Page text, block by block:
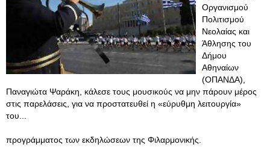
Οργανισμού
Πολιτισμού
Νεολαίας και
Άθλησης του
Δήμου
Αθηναίων
(ΟΠΑΝΔΑ),
Παναγιώτα Ψαράκη, κάλεσε τους μουσικούς να μην πάρουν μέρος
στις παρελάσεις, για να προστατευθεί η «εύρυθμη λειτουργία»
του...
προγράμματος των εκδηλώσεων της Φιλαρμονικής.